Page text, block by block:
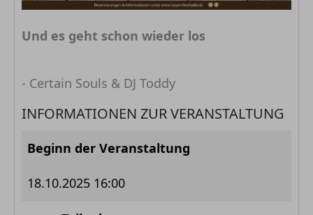
Und es geht schon wieder los
- Certain Souls & DJ Toddy
INFORMATIONEN ZUR VERANSTALTUNG
Beginn der Veranstaltung
18.10.2025 16:00